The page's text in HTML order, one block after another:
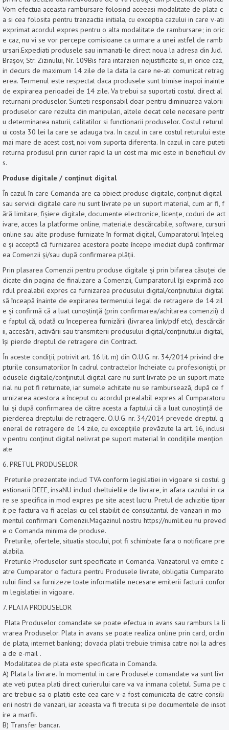
Vom efectua aceasta rambursare folosind aceeasi modalitate de plata c
a si cea folosita pentru tranzactia initiala, cu exceptia cazului in care v-ati
exprimat acordul expres pentru o alta modalitate de rambursare; in oric
e caz, nu vi se vor percepe comisioane ca urmare a unei astfel de ramb
ursari.Expediati produsele sau inmanati-le direct noua la adresa din Jud.
Brașov, Str. Zizinului, Nr. 109Bis fara intarzieri nejustificate si, in orice caz,
in decurs de maximum 14 zile de la data la care ne-ati comunicat retrag
erea. Termenul este respectat daca produsele sunt trimise inapoi inainte
de expirarea perioadei de 14 zile. Va trebui sa suportati costul direct al
returnarii produselor. Sunteti responsabil doar pentru diminuarea valorii
produselor care rezulta din manipulari, altele decat cele necesare pentr
u determinarea naturii, calitatilor si functionarii produselor. Costul returul
ui costa 30 lei la care se adauga tva. In cazul in care costul returului este
mai mare de acest cost, noi vom suporta diferenta. In cazul in care puteti
returna produsul prin curier rapid la un cost mai mic este in beneficiul dv
s.
Produse digitale / conținut digital
În cazul în care Comanda are ca obiect produse digitale, conținut digital
sau servicii digitale care nu sunt livrate pe un suport material, cum ar fi, f
ără limitare, fișiere digitale, documente electronice, licențe, coduri de act
ivare, acces la platforme online, materiale descărcabile, software, cursuri
online sau alte produse furnizate în format digital, Cumparatorul înțeleg
e și acceptă că furnizarea acestora poate începe imediat după confirmar
ea Comenzii și/sau după confirmarea plății.
Prin plasarea Comenzii pentru produse digitale și prin bifarea căsuței de
dicate din pagina de finalizare a Comenzii, Cumparatorul își exprimă aco
rdul prealabil expres ca furnizarea produsului digital/conținutului digital
să înceapă înainte de expirarea termenului legal de retragere de 14 zil
e și confirmă că a luat cunoștință (prin confirmarea/achitarea comenzii) d
e faptul că, odată cu începerea furnizării (livrarea link/pdf etc), descărcăr
ii, accesării, activării sau transmiterii produsului digital/conținutului digital,
își pierde dreptul de retragere din Contract.
În aceste condiții, potrivit art. 16 lit. m) din O.U.G. nr. 34/2014 privind dre
pturile consumatorilor în cadrul contractelor încheiate cu profesioniștii, pr
odusele digitale/conținutul digital care nu sunt livrate pe un suport mate
rial nu pot fi returnate, iar sumele achitate nu se rambursează, după ce f
urnizarea acestora a început cu acordul prealabil expres al Cumparatoru
lui și după confirmarea de către acesta a faptului că a luat cunoștință de
pierderea dreptului de retragere. O.U.G. nr. 34/2014 prevede dreptul g
eneral de retragere de 14 zile, cu excepțiile prevăzute la art. 16, inclusi
v pentru conținut digital nelivrat pe suport material în condițiile mențion
ate
6. PRETUL PRODUSELOR
Preturile prezentate includ TVA conform legislatiei in vigoare si costul g
estionarii DEEE, insaNU includ cheltuielile de livrare, in afara cazului in ca
re se specifica in mod expres pe site acest lucru. Pretul de achizitie tipar
it pe factura va fi acelasi cu cel stabilit de consultantul de vanzari in mo
mentul confirmarii Comenzii.Magazinul nostru https://numlit.eu nu preved
e o Comanda minima de produse.
Preturile, ofertele, situatia stocului, pot fi schimbate fara o notificare pre
alabila.
Preturile Produselor sunt specificate in Comanda. Vanzatorul va emite c
atre Cumparator o factura pentru Produsele livrate, obligatia Cumparato
rului fiind sa furnizeze toate informatiile necesare emiterii facturii confor
m legislatiei in vigoare.
7. PLATA PRODUSELOR
Plata Produselor comandate se poate efectua in avans sau ramburs la li
vrarea Produselor. Plata in avans se poate realiza online prin card, ordin
de plata, internet banking; dovada platii trebuie trimisa catre noi la adres
a de e-mail .
Modalitatea de plata este specificata in Comanda.
A) Plata la livrare. In momentul in care Produsele comandate va sunt livr
ate veti putea plati direct curierului care va va inmana coletul. Suma pe c
are trebuie sa o platiti este cea care v-a fost comunicata de catre consili
erii nostri de vanzari, iar aceasta va fi trecuta si pe documentele de insot
ire a marfii.
B) Transfer bancar.